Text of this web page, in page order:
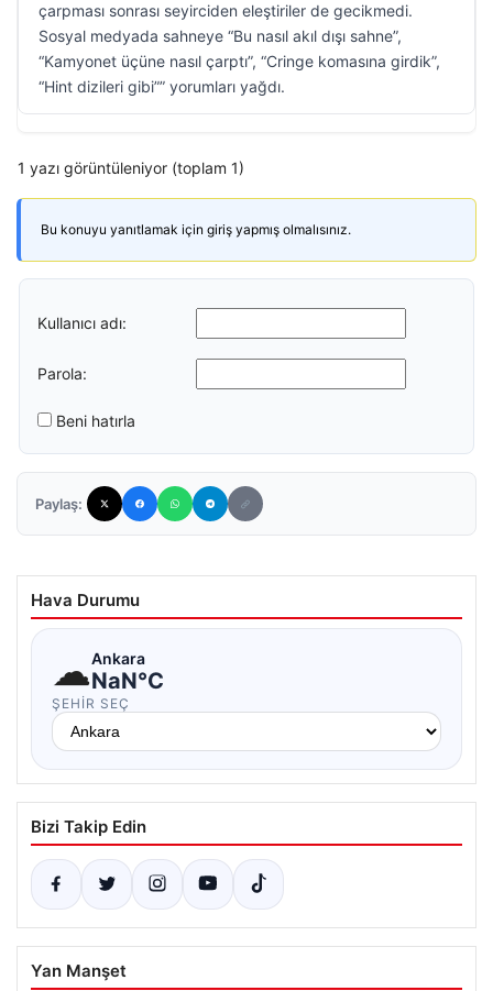
çarpması sonrası seyirciden eleştiriler de gecikmedi.
Sosyal medyada sahneye “Bu nasıl akıl dışı sahne”,
“Kamyonet üçüne nasıl çarptı”, “Cringe komasına girdik”,
“Hint dizileri gibi”” yorumları yağdı.
1 yazı görüntüleniyor (toplam 1)
Bu konuyu yanıtlamak için giriş yapmış olmalısınız.
Kullanıcı adı:
Parola:
Beni hatırla
Paylaş:
Hava Durumu
☁Ankara
NaN°C
ŞEHIR SEÇ
Bizi Takip Edin
Yan Manşet